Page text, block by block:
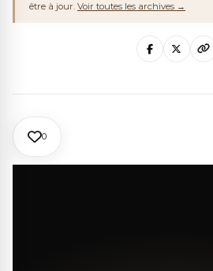
être à jour. Voir toutes les archives →
0